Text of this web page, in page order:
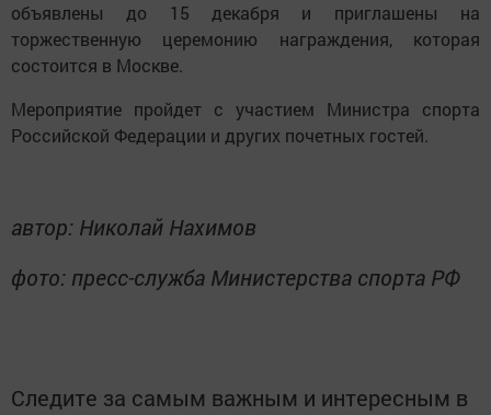
объявлены до 15 декабря и приглашены на
торжественную церемонию награждения, которая
состоится в Москве.
Мероприятие пройдет с участием Министра спорта
Российской Федерации и других почетных гостей.
автор: Николай Нахимов
фото: пресс-служба Министерства спорта РФ
Следите за самым важным и интересным в